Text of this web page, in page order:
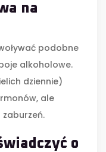
na
podobne
alkoholowe.
dziennie)
ale
o